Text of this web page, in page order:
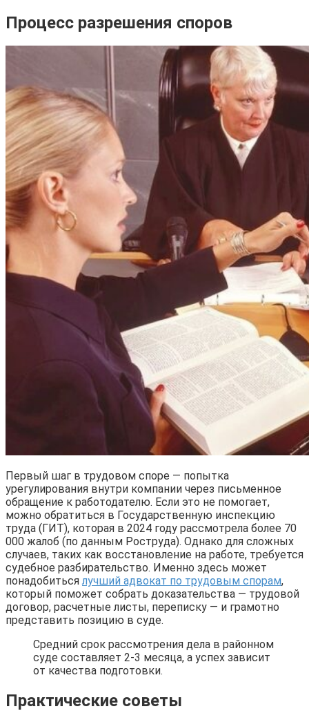
Процесс разрешения споров
Первый шаг в трудовом споре — попытка
урегулирования внутри компании через письменное
обращение к работодателю. Если это не помогает,
можно обратиться в Государственную инспекцию
труда (ГИТ), которая в 2024 году рассмотрела более 70
000 жалоб (по данным Роструда). Однако для сложных
случаев, таких как восстановление на работе, требуется
судебное разбирательство. Именно здесь может
понадобитьсялучший адвокат по трудовым спорам,
который поможет собрать доказательства — трудовой
договор, расчетные листы, переписку — и грамотно
представить позицию в суде.
Средний срок рассмотрения дела в районном
суде составляет 2-3 месяца, а успех зависит
от качества подготовки.
Практические советы